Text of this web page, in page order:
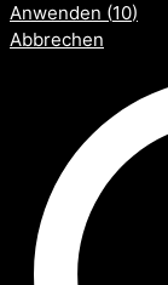
Anwenden (10)
Abbrechen